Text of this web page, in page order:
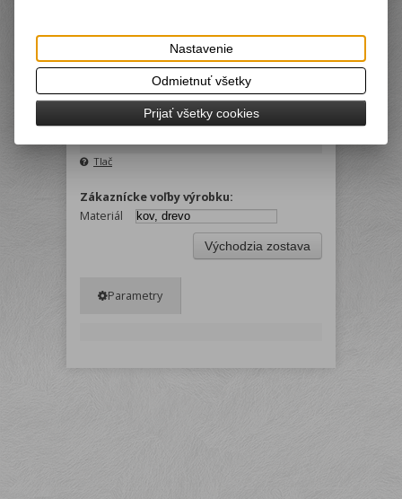
Záruka (mesiacov):24
Termín dodania (dni):2
Počet v balení:1 ks
Tlač
Zákaznícke voľby výrobku:
Materiál
Východzia zostava
Parametry
Nastavenie
Odmietnuť všetky
Prijať všetky cookies